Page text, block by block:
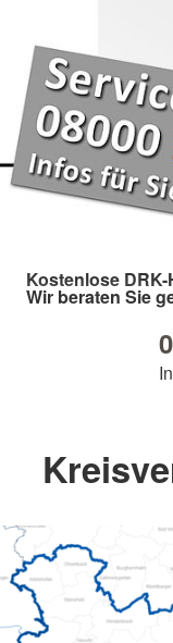
Kostenlose
Wir beraten Sie